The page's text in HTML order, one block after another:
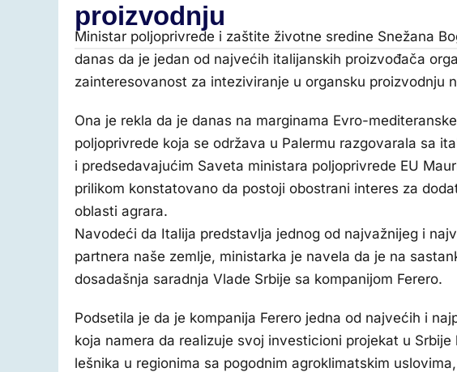
proizvodnju
Ministar poljoprivrede i zaštite životne sredine Snežana
danas da je jedan od najvećih italijanskih proizvođača
zainteresovanost za inteziviranje u organsku proizvodnju
Ona je rekla da je danas na marginama Evro-
poljoprivrede koja se održava u Palermu razgovarala sa
i predsedavajućim Saveta ministara poljoprivrede EU
prilikom konstatovano da postoji obostrani interes za
oblasti agrara.
Navodeći da Italija predstavlja jednog od najvažnijeg i
partnera naše zemlje, ministarka je navela da je na
dosadašnja saradnja Vlade Srbije sa kompanijom Ferero.
Podsetila je da je kompanija Ferero jedna od najvećih i
koja namera da realizuje svoj investicioni projekat u
lešnika u regionima sa pogodnim agroklimatskim